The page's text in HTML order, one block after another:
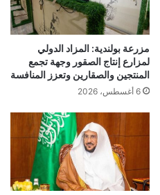
مزرعة بولندية: المزاد الدولي
لمزارع إنتاج الصقور وجهة تجمع
المنتجين والصقارين وتعزز المنافسة
6 أغسطس، 2026